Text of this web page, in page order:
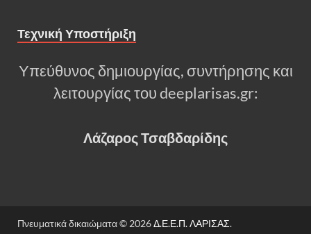
Τεχνική Υποστήριξη
Υπεύθυνος δημιουργίας, συντήρησης και
λειτουργίας του deeplarisas.gr:
Λάζαρος Τσαβδαρίδης
Πνευματικά δικαιώματα © 2026Δ.Ε.Ε.Π. ΛΑΡΙΣΑΣ.